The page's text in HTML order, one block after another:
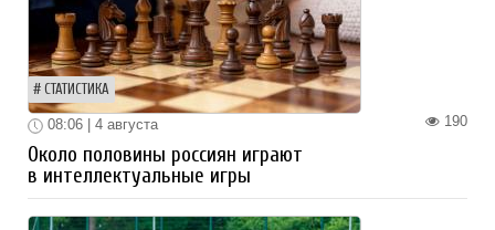
СТАТИСТИКА
190
08:06 | 4 августа
Около половины россиян играют
в интеллектуальные игры